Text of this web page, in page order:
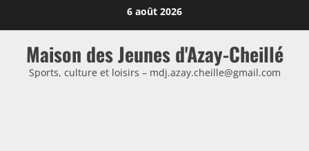
au
contenu
6 août 2026
Maison des Jeunes d'Azay-Cheillé
Sports, culture et loisirs – mdj.azay.cheille@gmail.com